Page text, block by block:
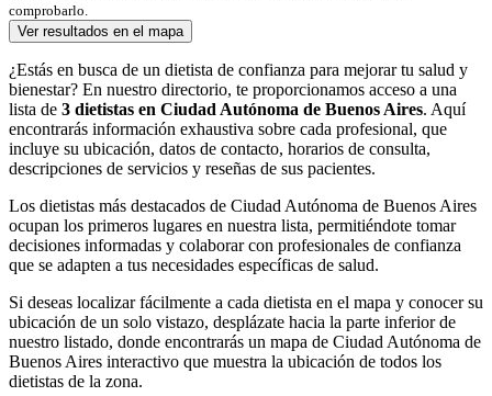
comprobarlo.
Ver resultados en el mapa
¿Estás en busca de un dietista de confianza para mejorar tu salud y
bienestar? En nuestro directorio, te proporcionamos acceso a una
lista de 3 dietistas en Ciudad Autónoma de Buenos Aires. Aquí
encontrarás información exhaustiva sobre cada profesional, que
incluye su ubicación, datos de contacto, horarios de consulta,
descripciones de servicios y reseñas de sus pacientes.
Los dietistas más destacados de Ciudad Autónoma de Buenos Aires
ocupan los primeros lugares en nuestra lista, permitiéndote tomar
decisiones informadas y colaborar con profesionales de confianza
que se adapten a tus necesidades específicas de salud.
Si deseas localizar fácilmente a cada dietista en el mapa y conocer su
ubicación de un solo vistazo, desplázate hacia la parte inferior de
nuestro listado, donde encontrarás un mapa de Ciudad Autónoma de
Buenos Aires interactivo que muestra la ubicación de todos los
dietistas de la zona.